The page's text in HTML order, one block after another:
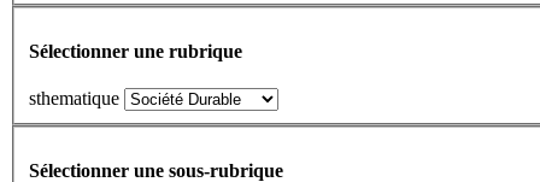
Sélectionner une rubrique
sthematique
Sélectionner une sous-rubrique